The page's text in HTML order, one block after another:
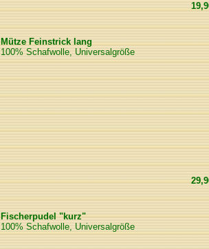
Mütze Feinstrick lang
100% Schafwolle, Universalgröße
Fischerpudel "kurz"
100% Schafwolle, Universalgröße